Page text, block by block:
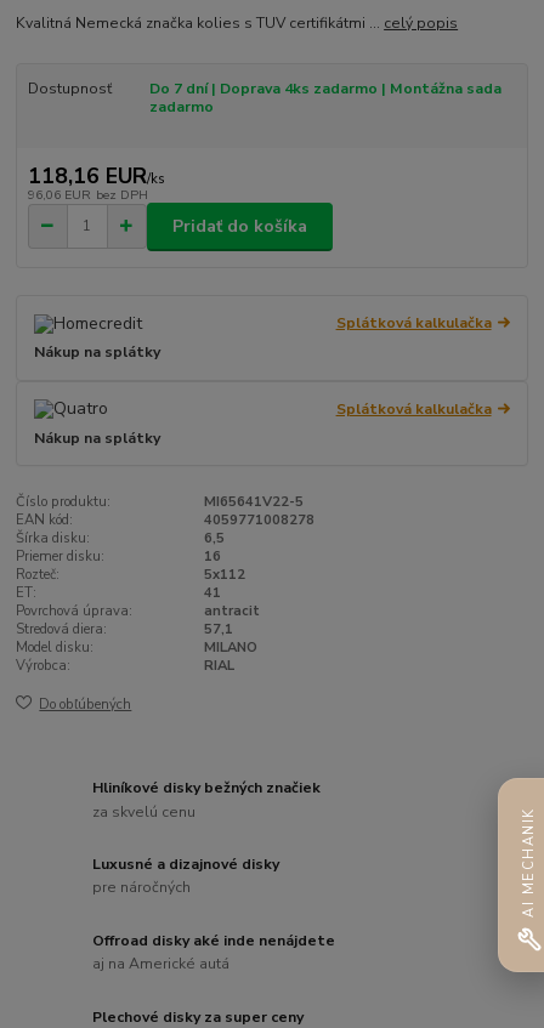
Kvalitná Nemecká značka kolies s TUV certifikátmi ... celý popis
Dostupnosť
Do 7 dní | Doprava 4ks zadarmo | Montážna sada
zadarmo
118,16 EUR/ks
96,06 EUR bez DPH
Pridať do košíka
Splátková kalkulačka
Nákup na splátky
Splátková kalkulačka
Nákup na splátky
Číslo produktu:
MI65641V22-5
EAN kód:
4059771008278
Šírka disku:
6,5
Priemer disku:
16
Rozteč:
5x112
ET:
41
Povrchová úprava:
antracit
Stredová diera:
57,1
Model disku:
MILANO
Výrobca:
RIAL
Do obľúbených
Hliníkové disky bežných značiek
za skvelú cenu
Luxusné a dizajnové disky
pre náročných
Offroad disky aké inde nenájdete
aj na Americké autá
Plechové disky za super ceny
AI MECHANIK